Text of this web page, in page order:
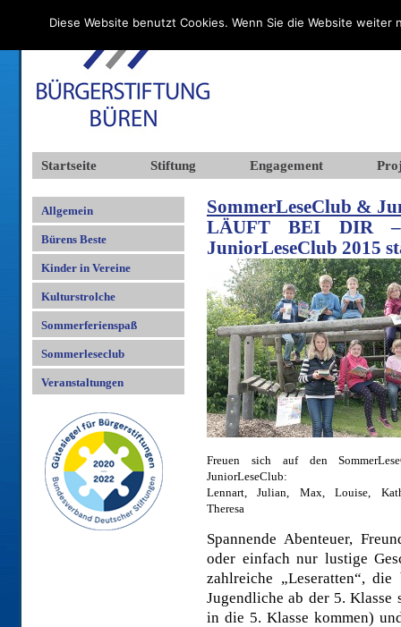
Startseite Stiftung Engagement
Allgemein
Bürens Beste
Kinder in Vereine
Kulturstrolche
Sommerferienspaß
Sommerleseclub
Veranstaltungen
SommerLeseClub &
LÄUFT BEI DIR –
JuniorLeseClub 2015
Freuen sich auf den
JuniorLeseClub:
Lennart, Julian, Max, Louise,
Theresa
Spannende Abenteuer,
oder einfach nur lustige
zahlreiche „Leseratten“,
Jugendliche ab der 5. Klasse
in die 5. Klasse kommen)
Diese Website benutzt Cookies. Wenn Sie die Website